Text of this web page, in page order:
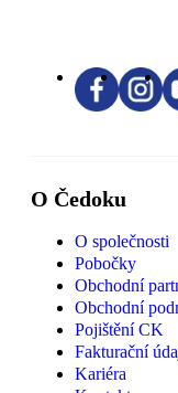
O Čedoku
O společnosti
Pobočky
Obchodní
Obchodní
Pojištění CK
Fakturační
Kariéra